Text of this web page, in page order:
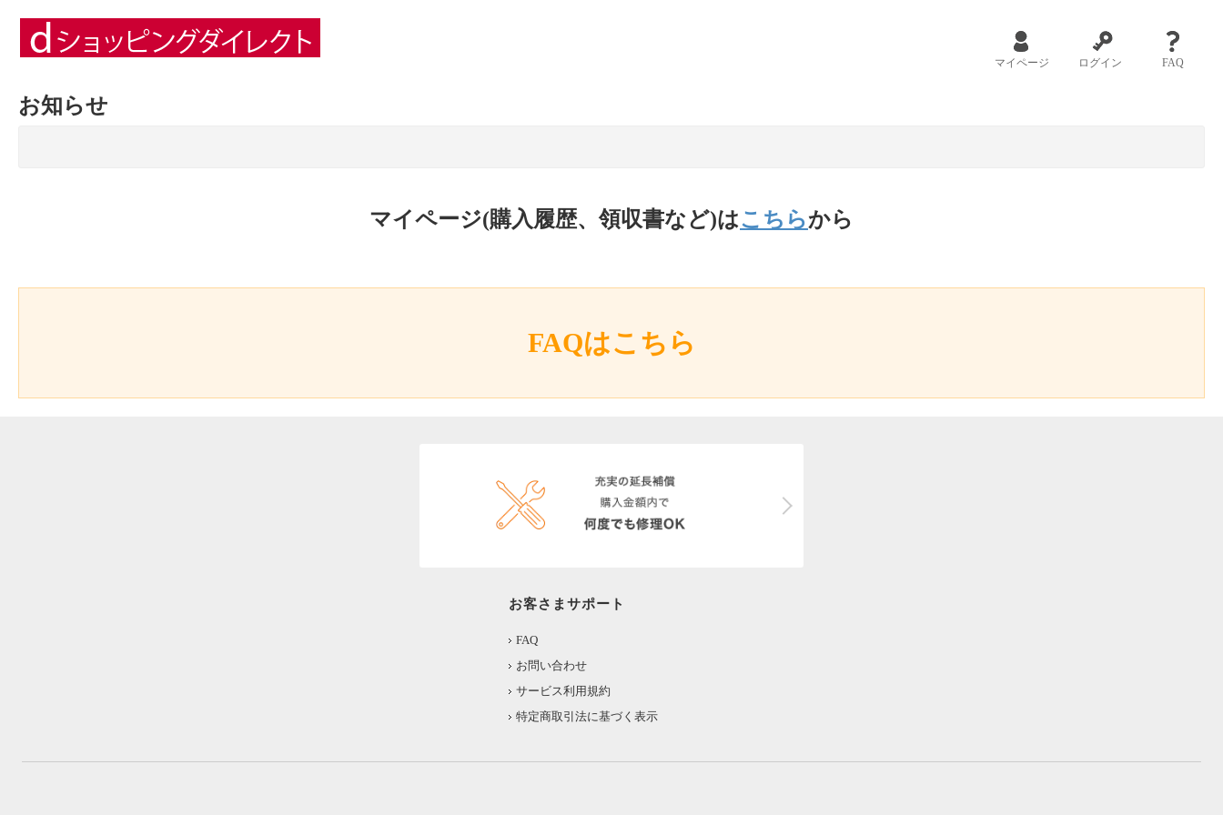
マイページ ログイン FAQ
お知らせ
マイページ(購入履歴、領収書など)はこちらから
FAQはこちら
お客さまサポート
FAQ
お問い合わせ
サービス利用規約
特定商取引法に基づく表示